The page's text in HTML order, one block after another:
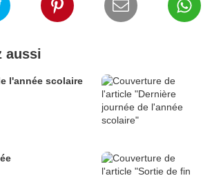
aussi
l'année scolaire